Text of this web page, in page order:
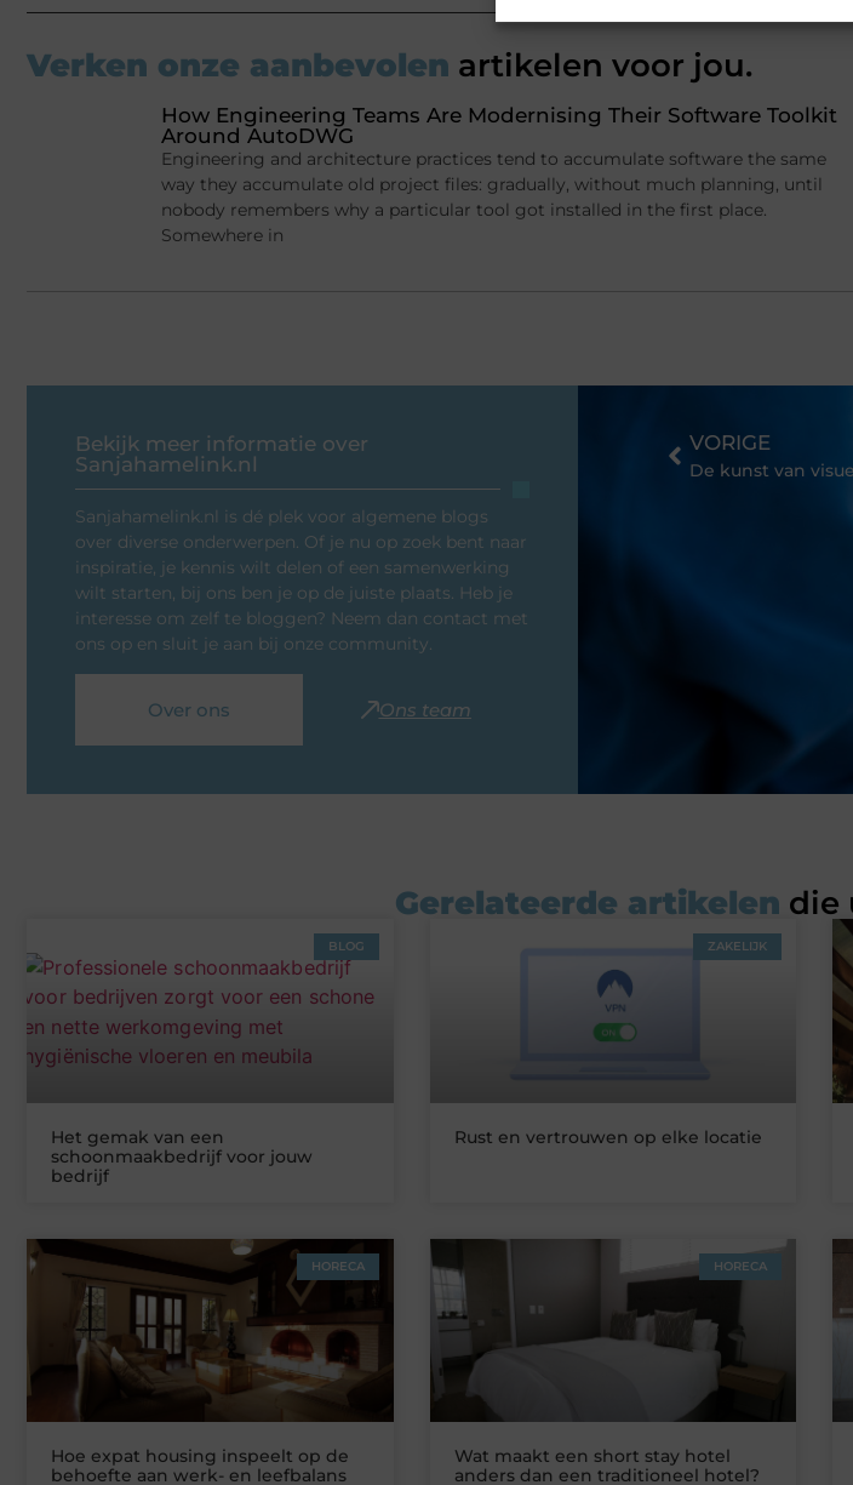
Verken onze aanbevolen artikelen voor jou.
How Engineering Teams Are Modernising Their Software Toolkit
Around AutoDWG
Engineering and architecture practices tend to accumulate software the same
way they accumulate old project files: gradually, without much planning, until
nobody remembers why a particular tool got installed in the first place.
Somewhere in
Bekijk meer informatie over
Sanjahamelink.nl
Sanjahamelink.nl is dé plek voor algemene blogs
over diverse onderwerpen. Of je nu op zoek bent naar
inspiratie, je kennis wilt delen of een samenwerking
wilt starten, bij ons ben je op de juiste plaats. Heb je
interesse om zelf te bloggen? Neem dan contact met
ons op en sluit je aan bij onze community.
Over ons Ons team
VORIGE
Gerelateerde artikelen die
BLOG
Het gemak van een
schoonmaakbedrijf voor jouw
bedrijf
ZAKELIJK
Rust en vertrouwen op elke locatie
HORECA
Hoe expat housing inspeelt op de
behoefte aan werk- en leefbalans
HORECA
Wat maakt een short stay hotel
anders dan een traditioneel hotel?